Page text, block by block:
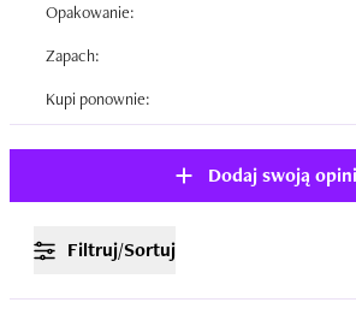
Opakowanie:
Zapach:
Kupi ponownie:
Dodaj swoją
Filtruj/Sortuj